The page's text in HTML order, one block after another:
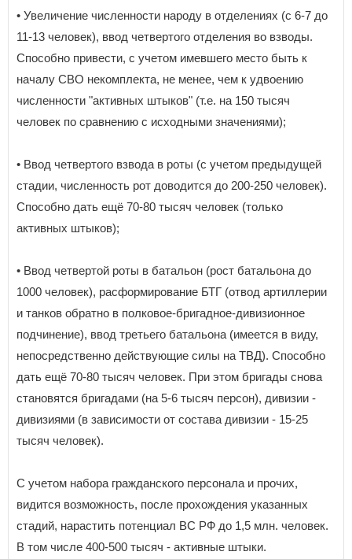
• Увеличение численности народу в отделениях (с 6-7 до
11-13 человек), ввод четвертого отделения во взводы.
Способно привести, с учетом имевшего место быть к
началу СВО некомплекта, не менее, чем к удвоению
численности "активных штыков" (т.е. на 150 тысяч
человек по сравнению с исходными значениями);
• Ввод четвертого взвода в роты (с учетом предыдущей
стадии, численность рот доводится до 200-250 человек).
Способно дать ещё 70-80 тысяч человек (только
активных штыков);
• Ввод четвертой роты в батальон (рост батальона до
1000 человек), расформирование БТГ (отвод артиллерии
и танков обратно в полковое-бригадное-дивизионное
подчинение), ввод третьего батальона (имеется в виду,
непосредственно действующие силы на ТВД). Способно
дать ещё 70-80 тысяч человек. При этом бригады снова
становятся бригадами (на 5-6 тысяч персон), дивизии -
дивизиями (в зависимости от состава дивизии - 15-25
тысяч человек).
С учетом набора гражданского персонала и прочих,
видится возможность, после прохождения указанных
стадий, нарастить потенциал ВС РФ до 1,5 млн. человек.
В том числе 400-500 тысяч - активные штыки.